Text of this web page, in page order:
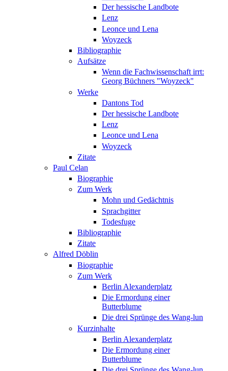
Der hessische Landbote
Lenz
Leonce und Lena
Woyzeck
Bibliographie
Aufsätze
Wenn die Fachwissenschaft irrt:
Georg Büchners "Woyzeck"
Werke
Dantons Tod
Der hessische Landbote
Lenz
Leonce und Lena
Woyzeck
Zitate
Paul Celan
Biographie
Zum Werk
Mohn und Gedächtnis
Sprachgitter
Todesfuge
Bibliographie
Zitate
Alfred Döblin
Biographie
Zum Werk
Berlin Alexanderplatz
Die Ermordung einer
Butterblume
Die drei Sprünge des Wang-lun
Kurzinhalte
Berlin Alexanderplatz
Die Ermordung einer
Butterblume